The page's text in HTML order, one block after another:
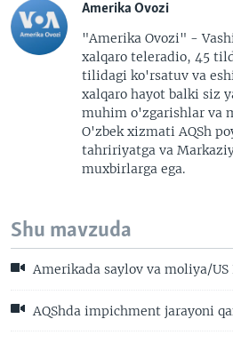
Amerika Ovozi
"Amerika Ovozi" -
xalqaro teleradio, 45
tilidagi ko'rsatuv va
xalqaro hayot balki siz
muhim o'zgarishlar va
O'zbek xizmati AQSh
tahririyatga va
muxbirlarga ega.
Shu mavzuda
Amerikada saylov va moliya/
AQShda impichment jarayoni